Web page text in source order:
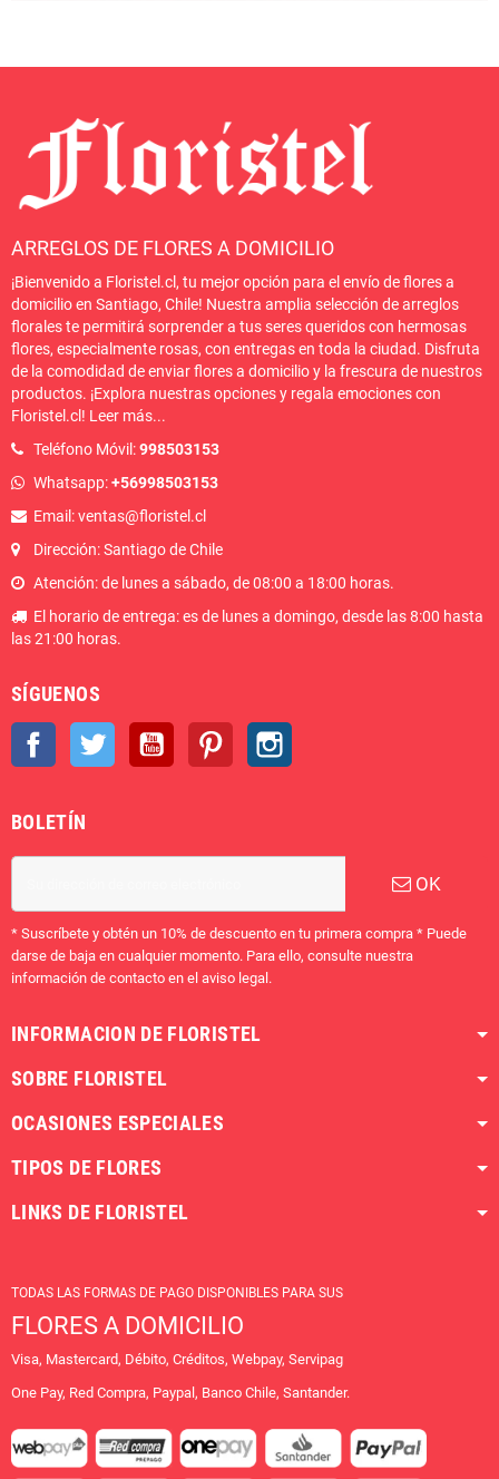
ARREGLOS DE FLORES A DOMICILIO
¡Bienvenido a Floristel.cl, tu mejor opción para el envío de flores a
domicilio en Santiago, Chile! Nuestra amplia selección de arreglos
florales te permitirá sorprender a tus seres queridos con hermosas
flores, especialmente rosas, con entregas en toda la ciudad. Disfruta
de la comodidad de enviar flores a domicilio y la frescura de nuestros
productos. ¡Explora nuestras opciones y regala emociones con
Floristel.cl! Leer más...
Teléfono Móvil:998503153
Whatsapp:+56998503153
Email: ventas@floristel.cl
Dirección: Santiago de Chile
Atención: de lunes a sábado, de 08:00 a 18:00 horas.
El horario de entrega: es de lunes a domingo, desde las 8:00 hasta
las 21:00 horas.
SÍGUENOS
Facebook Twitter YouTube Pinterest
BOLETÍN
OK
* Suscríbete y obtén un 10% de descuento en tu primera compra * Puede
darse de baja en cualquier momento. Para ello, consulte nuestra
información de contacto en el aviso legal.
INFORMACION DE FLORISTEL
SOBRE FLORISTEL
OCASIONES ESPECIALES
TIPOS DE FLORES
LINKS DE FLORISTEL
TODAS LAS FORMAS DE PAGO DISPONIBLES PARA SUS
FLORES A DOMICILIO
Visa, Mastercard, Débito, Créditos, Webpay, Servipag
One Pay, Red Compra, Paypal, Banco Chile, Santander.